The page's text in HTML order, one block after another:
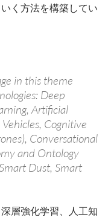
く方法を構築してい
in this theme
Deep
Artificial
Cognitive
Conversational
and Ontology
Dust, Smart
層強化学習、人工知